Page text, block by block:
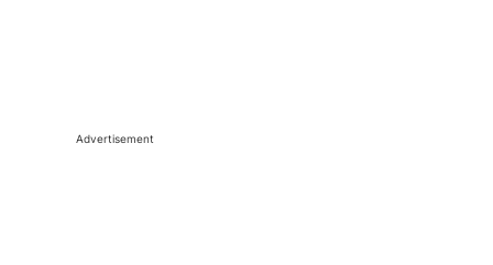
Advertisement